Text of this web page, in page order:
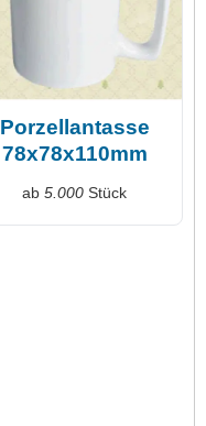
Porzellantasse
78x78x110mm
ab 5.000 Stück